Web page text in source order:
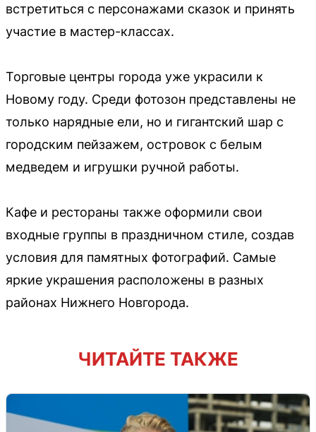
встретиться с персонажами сказок и принять
участие в мастер-классах.
Торговые центры города уже украсили к
Новому году. Среди фотозон представлены не
только нарядные ели, но и гигантский шар с
городским пейзажем, островок с белым
медведем и игрушки ручной работы.
Кафе и рестораны также оформили свои
входные группы в праздничном стиле, создав
условия для памятных фотографий. Самые
яркие украшения расположены в разных
районах Нижнего Новгорода.
ЧИТАЙТЕ ТАКЖЕ